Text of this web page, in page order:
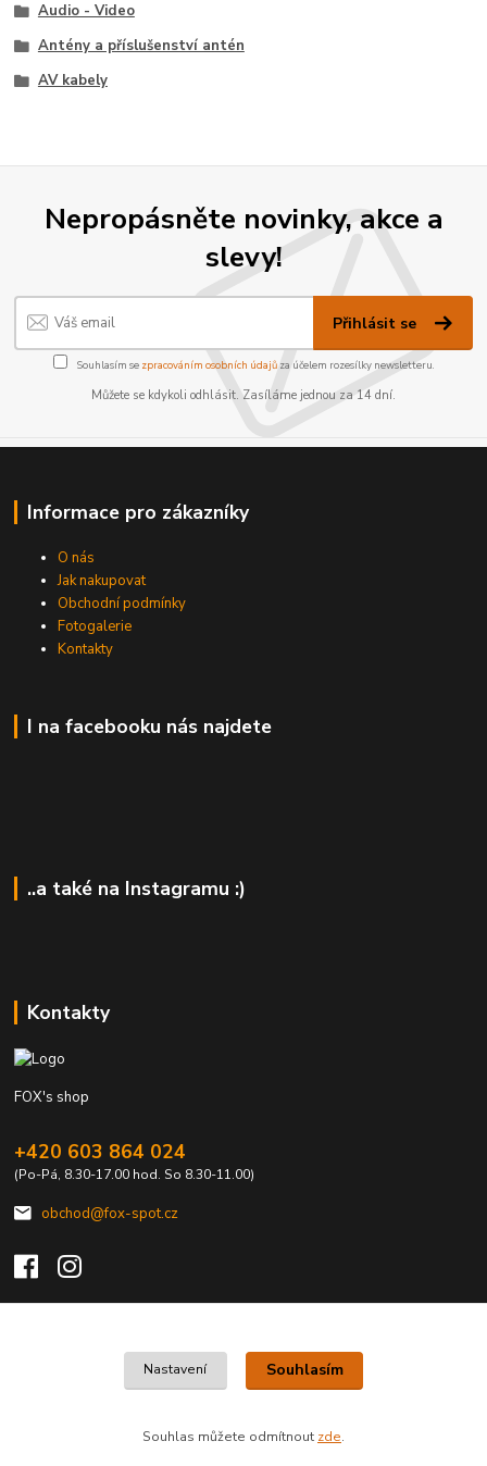
Audio - Video
Antény a příslušenství antén
AV kabely
Nepropásněte novinky, akce a
slevy!
Přihlásit se
Souhlasím se zpracováním osobních údajůza účelem rozesílky newsletteru.
Můžete se kdykoli odhlásit. Zasíláme jednou za 14 dní.
Informace pro zákazníky
O nás
Jak nakupovat
Obchodní podmínky
Fotogalerie
Kontakty
I na facebooku nás najdete
..a také na Instagramu :)
Kontakty
FOX's shop
+420 603 864 024
(Po-Pá, 8.30-17.00 hod. So 8.30-11.00)
obchod@fox-spot.cz
Upravit sběr cookies.
FOX's elektro z vašeho města
Nastavení Souhlasím
Souhlas můžete odmítnout zde.